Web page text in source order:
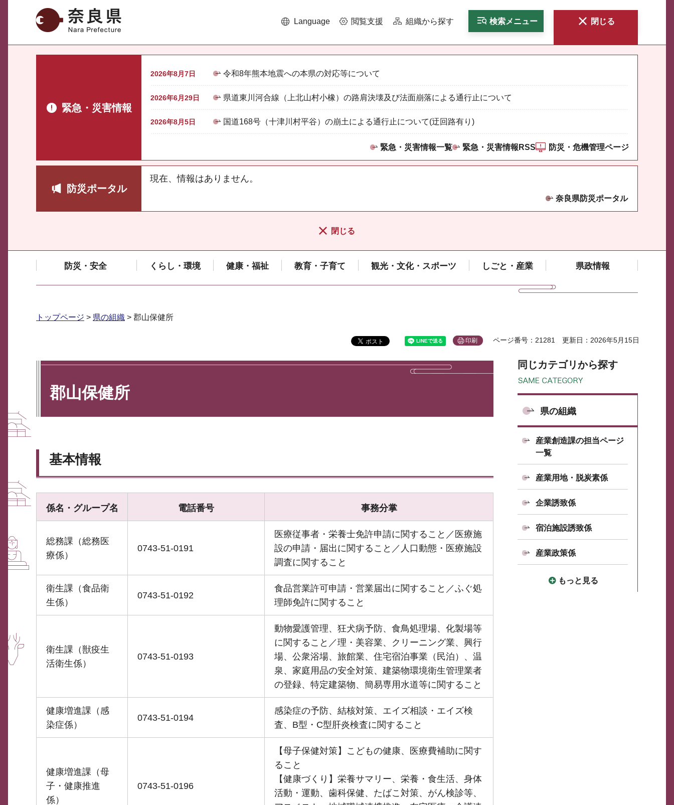
奈良県 Language 閲覧支援 組織から探す 検索メニュー 閉じる
緊急・災害情報
2026年8月7日 令和8年熊本地震への本県の対応等について
2026年6月29日 県道東川河合線（上北山村小橡）の路肩決壊及び法面崩落による通行止について
2026年8月5日 国道168号（十津川村平谷）の崩土による通行止について(迂回路有り)
緊急・災害情報一覧 緊急・災害情報RSS 防災・危機管理ページ
防災ポータル
現在、情報はありません。
奈良県防災ポータル
閉じる
防災・安全 くらし・環境 健康・福祉 教育・子育て 観光・文化・スポーツ しごと・産業 県政情報
トップページ > 県の組織 > 郡山保健所
印刷 ページ番号：21281 更新日：2026年5月15日
郡山保健所
基本情報
係名・グループ名 電話番号 事務分掌
総務課（総務医
療係）
0743-51-0191
医療従事者・栄養士免許申請に関すること／医療施
設の申請・届出に関すること／人口動態・医療施設
調査に関すること
衛生課（食品衛
生係）
0743-51-0192
食品営業許可申請・営業届出に関すること／ふぐ処
理師免許に関すること
衛生課（獣疫生
活衛生係）
0743-51-0193
動物愛護管理、狂犬病予防、食鳥処理場、化製場等
に関すること／理・美容業、クリーニング業、興行
場、公衆浴場、旅館業、住宅宿泊事業（民泊）、温
泉、家庭用品の安全対策、建築物環境衛生管理業者
の登録、特定建築物、簡易専用水道等に関すること
健康増進課（感
染症係）
0743-51-0194
感染症の予防、結核対策、エイズ相談・エイズ検
査、B型・C型肝炎検査に関すること
健康増進課（母
子・健康推進
係）
0743-51-0196
【母子保健対策】こどもの健康、医療費補助に関す
ること
【健康づくり】栄養サマリー、栄養・食生活、身体
活動・運動、歯科保健、たばこ対策、がん検診等、
同じカテゴリから探す
県の組織
産業創造課の担当ページ
一覧
産業用地・脱炭素係
企業誘致係
宿泊施設誘致係
産業政策係
もっと見る